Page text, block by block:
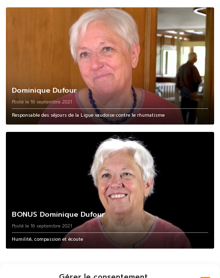
Dominique Dufour
Posté le 16 septembre 2021
Responsable des séjours de la Ligue vaudoise contre le rhumatisme
BONUS Dominique Dufour
Posté le 16 septembre 2021
Humilité, compassion et écoute